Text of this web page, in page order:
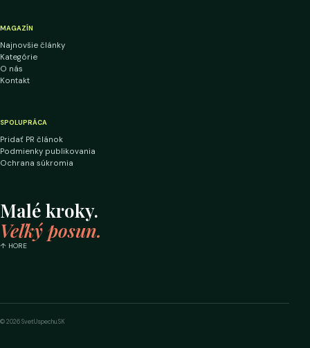
MAGAZÍN
Najnovšie články
Kategórie
O nás
Kontakt
SPOLUPRÁCA
Pridať PR článok
Podmienky publikovania
Ochrana súkromia
Malé kroky.
Veľký posun.
↑ HORE
© 2026 SvetUspechu.SK